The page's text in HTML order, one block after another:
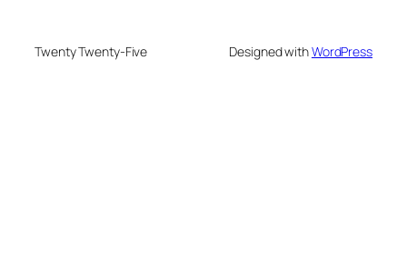
Twenty Twenty-Five Designed withWordPress